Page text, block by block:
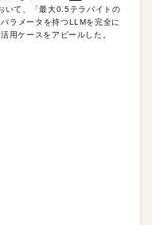
いて、「最大0.5テラバイトの
ラメータを持つLLMを完全に
用ケースをアピールした。